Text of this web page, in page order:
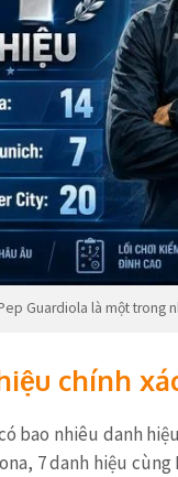
Guardiola là một trong
chính
bao nhiêu danh
7 danh hiệu